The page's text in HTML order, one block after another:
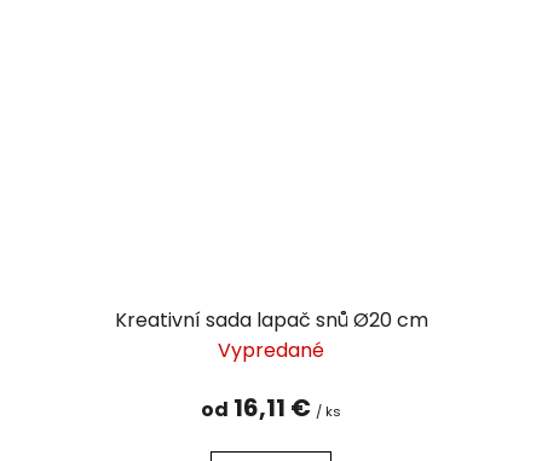
Kreativní sada lapač snů Ø20 cm
Vypredané
od 16,11 € / ks